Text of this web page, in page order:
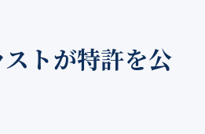
トが特許を公